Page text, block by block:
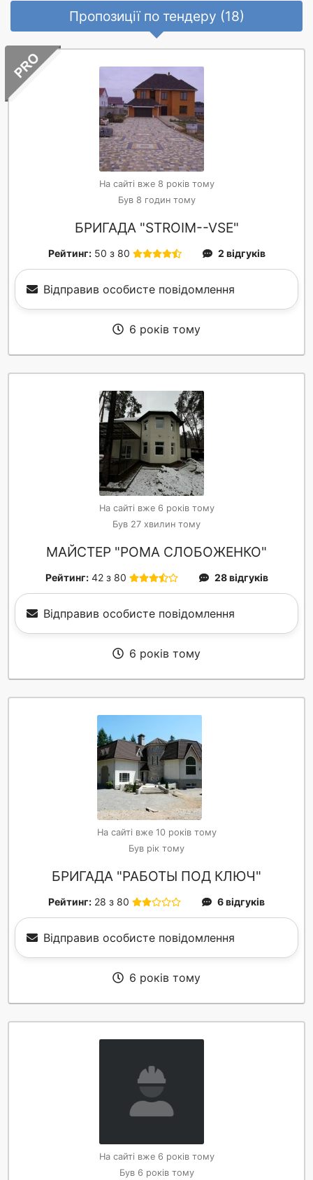
Пропозиції по тендеру (18)
На сайті вже 8 років тому
Був 8 годин тому
БРИГАДА "STROIM--VSE"
Рейтинг: 50 з 80 2 відгуків
Відправив особисте повідомлення
6 років тому
На сайті вже 6 років тому
Був 27 хвилин тому
МАЙСТЕР "РОМА СЛОБОЖЕНКО"
Рейтинг: 42 з 80 28 відгуків
Відправив особисте повідомлення
6 років тому
На сайті вже 10 років тому
Був рік тому
БРИГАДА "РАБОТЫ ПОД КЛЮЧ"
Рейтинг: 28 з 80 6 відгуків
Відправив особисте повідомлення
6 років тому
На сайті вже 6 років тому
Був 6 років тому